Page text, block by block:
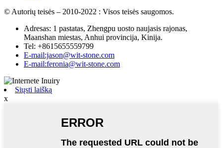
© Autorių teisės – 2010-2022 : Visos teisės saugomos.
Adresas: 1 pastatas, Zhengpu uosto naujasis rajonas,
Maanshan miestas, Anhui provincija, Kinija.
Tel: +8615655559799
E-mail:jason@wit-stone.com
E-mail:feronia@wit-stone.com
Siųsti laišką
x